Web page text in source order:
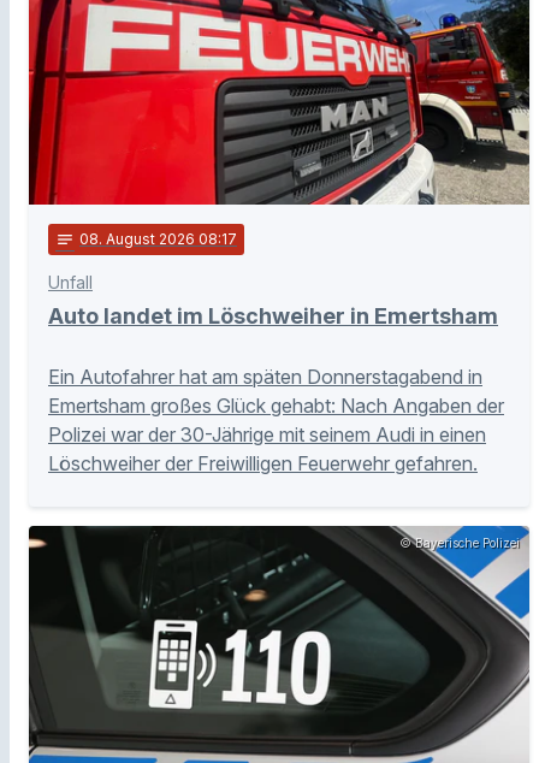
notes 08. August 2026 08:17
Unfall
Auto landet im Löschweiher in Emertsham
Ein Autofahrer hat am späten Donnerstagabend in
Emertsham großes Glück gehabt: Nach Angaben der
Polizei war der 30-Jährige mit seinem Audi in einen
Löschweiher der Freiwilligen Feuerwehr gefahren.
© Bayerische Polizei